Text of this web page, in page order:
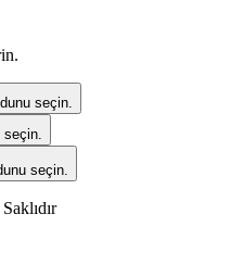
seçin.
seçin.
seçin.